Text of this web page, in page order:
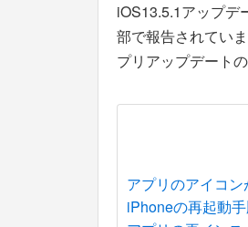
iOS13.5.1アップデ
部で報告されてい
プリアップデート
アプリのアイコ
iPhoneの再起動